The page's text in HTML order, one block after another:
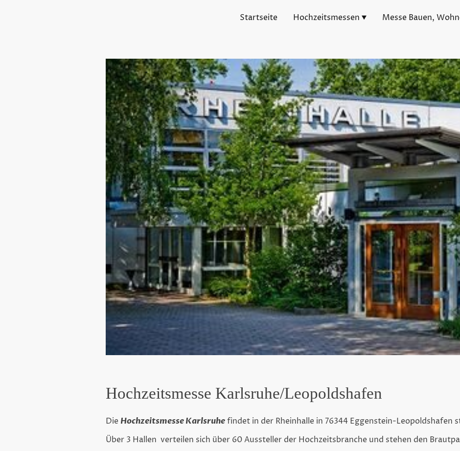
Startseite Hochzeitsmessen
Hochzeitsmesse Karlsruhe/Leopoldshafen
Die Hochzeitsmesse Karlsruhefindet in der Rheinhalle in 76344 Eggenstein-Leopoldshafen
Über 3 Hallen verteilen sich über 60 Aussteller der Hochzeitsbranche und stehen den